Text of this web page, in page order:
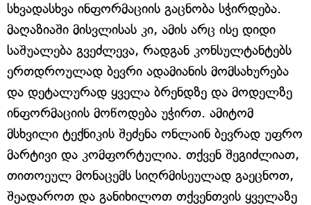
სხვადასხვა ინფორმაციის გაცნობა სჭირდება.
მაღაზიაში მისვლისას კი, ამის არც ისე დიდი
საშუალება გვეძლევა, რადგან კონსულტანტებს
ერთდროულად ბევრი ადამიანის მომსახურება
და დეტალურად ყველა ბრენდზე და მოდელზე
ინფორმაციის მოწოდება უჭირთ. ამიტომ
მსხვილი ტექნიკის შეძენა ონლაინ ბევრად უფრო
მარტივი და კომფორტულია. თქვენ შეგიძლიათ,
თითოეულ მონაცემს სიღრმისეულად გაეცნოთ,
შეადაროთ და განიხილოთ თქვენთვის ყველაზე